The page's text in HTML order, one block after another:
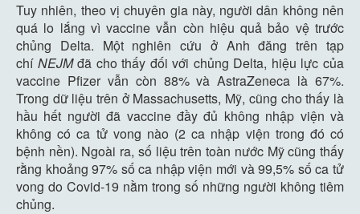
Tuy nhiên, theo vị chuyên gia này, người dân không nên
quá lo lắng vì vaccine vẫn còn hiệu quả bảo vệ trước
chủng Delta. Một nghiên cứu ở Anh đăng trên tạp
chí NEJMđã cho thấy đối với chủng Delta, hiệu lực của
vaccine Pfizer vẫn còn 88% và AstraZeneca là 67%.
Trong dữ liệu trên ở Massachusetts, Mỹ, cũng cho thấy là
hầu hết người đã vaccine đầy đủ không nhập viện và
không có ca tử vong nào (2 ca nhập viện trong đó có
bệnh nền). Ngoài ra, số liệu trên toàn nước Mỹ cũng thấy
rằng khoảng 97% số ca nhập viện mới và 99,5% số ca tử
vong do Covid-19 nằm trong số những người không tiêm
chủng.